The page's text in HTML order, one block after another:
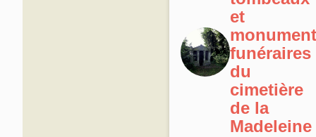
et
funéraires
du
cimetière
de la
Madeleine